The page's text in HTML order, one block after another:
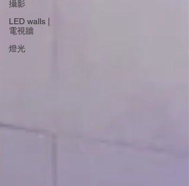
攝影
LED walls |
電視牆
燈光